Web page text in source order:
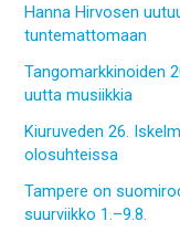
Hanna Hirvosen
tuntemattomaan
Tangomarkkinoiden
uutta musiikkia
Kiuruveden 26.
olosuhteissa
Tampere on
suurviikko 1.–9.8.